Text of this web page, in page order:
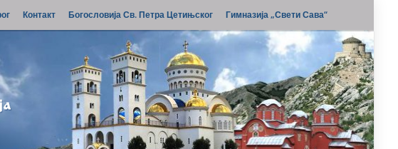
Контакт Богословија Св. Петра Цетињског Гимназија „Свети Сава“